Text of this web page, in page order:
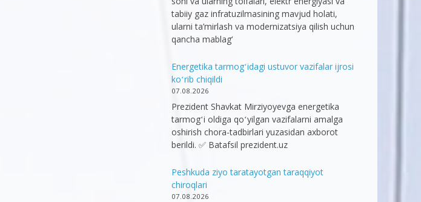
tabiiy gaz infratuzilmasining mavjud holati,
ularni ta’mirlash va modernizatsiya qilish uchun
qancha mablag‘
Energetika tarmogʻidagi ustuvor vazifalar ijrosi
koʻrib chiqildi
07.08.2026
Prezident Shavkat Mirziyoyevga energetika
tarmogʻi oldiga qoʻyilgan vazifalarni amalga
oshirish chora-tadbirlari yuzasidan axborot
berildi. ✅ Batafsil prezident.uz
Peshkuda ziyo taratayotgan taraqqiyot
chiroqlari
07.08.2026